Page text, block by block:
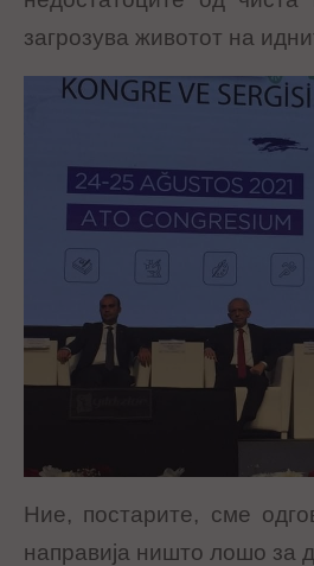
загрозува животот на
Ние, постарите, сме
направија ништо лошо за